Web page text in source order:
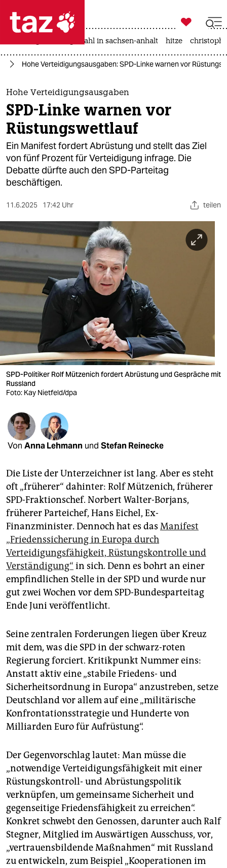
 taz zahl ich
taz zahl ich
themen
politik
öko
gesellschaft
kultur
sport
berlin
verlag
verlag
veranstaltungen
shop
fragen & hilfe
unterstützen
abo
genossenschaft

taz zahl ich
landtagswahl in sachsen-anhalt hitze
Hohe Verteidigungsausgaben: SPD-Linke warnen vor
Hohe Verteidigungsausgaben
SPD-Linke warnen vor
Rüstungswettlauf
Ein Manifest fordert Abrüstung und stellt das Ziel
von fünf Prozent für Verteidigung infrage. Die
Debatte dürfte auch den SPD-Parteitag
beschäftigen.
11.6.2025 17:42 Uhr teilen
SPD-Politiker Rolf Mützenich fordert Abrüstung und Gespräche mit
Russland
Foto: Kay Nietfeld/dpa
Von Anna Lehmann und Stefan Reinecke
Die Liste der Unterzeichner ist lang. Aber es steht
oft „früherer“ dahinter: Rolf Mützenich, früherer
SPD-Fraktionschef. Norbert Walter-Borjans,
früherer Parteichef, Hans Eichel, Ex-
Finanzminister. Dennoch hat es das Manifest
„Friedenssicherung in Europa durch
Verteidigungsfähigkeit, Rüstungskontrolle und
Verständigung“ in sich. Denn es bohrt an einer
empfindlichen Stelle in der SPD und wurde nur
gut zwei Wochen vor dem SPD-Bundesparteitag
Ende Juni veröffentlicht.
Seine zentralen Forderungen liegen über Kreuz
mit dem, was die SPD in der schwarz-roten
Regierung forciert. Kritikpunkt Nummer eins:
Anstatt aktiv eine „stabile Friedens- und
Sicherheitsordnung in Europa“ anzustreben, setze
Deutschland vor allem auf eine „militärische
Konfrontationsstrategie und Hunderte von
Milliarden Euro für Aufrüstung“.
Der Gegenvorschlag lautet: Man müsse die
„notwendige Verteidigungsfähigkeit mit einer
Rüstungskontroll- und Abrüstungspolitik
verknüpfen, um gemeinsame Sicherheit und
gegenseitige Friedensfähigkeit zu erreichen“.
Konkret schwebt den Genossen, darunter auch Ralf
Stegner, Mitglied im Auswärtigen Ausschuss, vor,
„vertrauensbildende Maßnahmen“ mit Russland
zu entwickeln, zum Beispiel „Kooperationen im